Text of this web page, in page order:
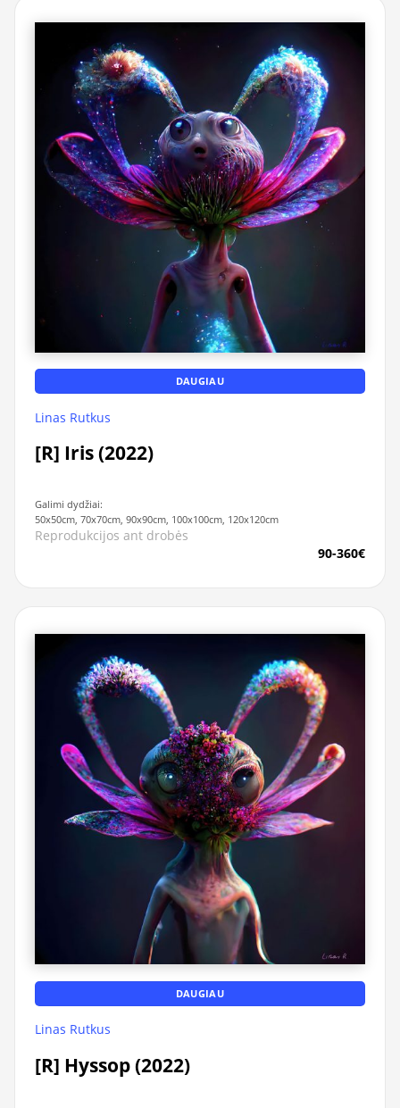
DAUGIAU
Linas Rutkus
[R] Iris (2022)
Galimi dydžiai:
50x50cm, 70x70cm, 90x90cm, 100x100cm, 120x120cm
Reprodukcijos ant drobės
90-360€
DAUGIAU
Linas Rutkus
[R] Hyssop (2022)